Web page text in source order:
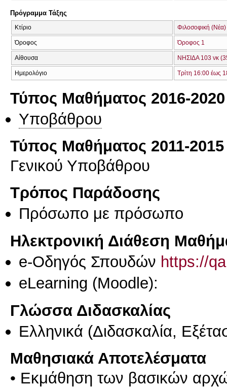
Πρόγραμμα Τάξης
Κτίριο Φιλοσοφική (Νέα)
Όροφος Όροφος 1
Αίθουσα ΝΗΣΙΔΑ 103 νκ
Ημερολόγιο Τρίτη 16:00 έως
Τύπος Μαθήματος 2016-2020
Υποβάθρου
Τύπος Μαθήματος 2011-2015
Γενικού Υποβάθρου
Τρόπος Παράδοσης
Πρόσωπο με πρόσωπο
Ηλεκτρονική Διάθεση
e-Οδηγός Σπουδών https://
eLearning (Moodle):
Γλώσσα Διδασκαλίας
Ελληνικά (Διδασκαλία,
Μαθησιακά Αποτελέσματα
• Εκμάθηση των βασικών